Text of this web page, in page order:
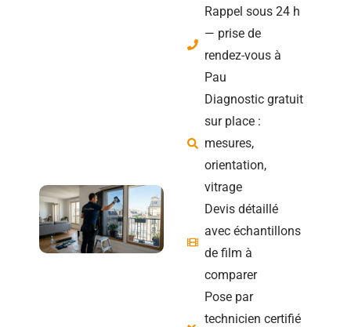
Rappel sous 24 h
— prise de
rendez-vous à
Pau
Diagnostic gratuit
sur place :
mesures,
orientation,
vitrage
Devis détaillé
avec échantillons
de film à
comparer
Pose par
technicien certifié